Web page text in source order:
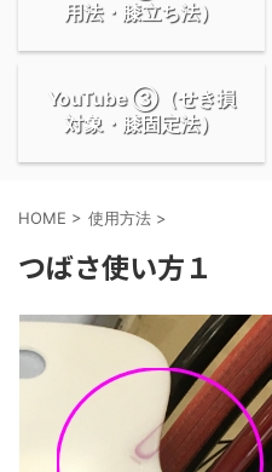
用法・膝立ち法）
YouTube ③（せき損
対象・膝固定法）
HOME > 使用方法 >
つばさ使い方１